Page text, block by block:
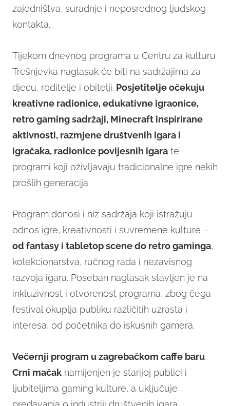
zajedništva, suradnje i neposrednog ljudskog
kontakta.
Tijekom dnevnog programa u Centru za kulturu
Trešnjevka naglasak će biti na sadržajima za
djecu, roditelje i obitelji. Posjetitelje očekuju
kreativne radionice, edukativne igraonice,
retro gaming sadržaji, Minecraft inspirirane
aktivnosti, razmjene društvenih igara i
igračaka, radionice povijesnih igara te
programi koji oživljavaju tradicionalne igre nekih
prošlih generacija.
Program donosi i niz sadržaja koji istražuju
odnos igre, kreativnosti i suvremene kulture –
od fantasy i tabletop scene do retro gaminga,
kolekcionarstva, ručnog rada i nezavisnog
razvoja igara. Poseban naglasak stavljen je na
inkluzivnost i otvorenost programa, zbog čega
festival okuplja publiku različitih uzrasta i
interesa, od početnika do iskusnih gamera.
Večernji program u zagrebačkom caffe baru
Crni mačak namijenjen je starijoj publici i
ljubiteljima gaming kulture, a uključuje